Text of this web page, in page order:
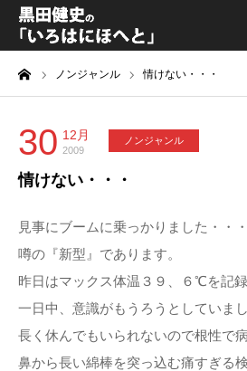
ノンジャンル 情けない・・・
30 12月
2009
ノンジャンル
情けない・・・
見事にブームに乗っかりました・・・
噂の『新型』であります。
昨日はマックス体温３９、６℃を記録
一日中、意識がもうろうとしていまし
長く休んでもいられないので根性で病
鼻から長い綿棒を突っ込む痛すぎる検
黒田健史プロフィール
カテゴリ一覧
喫茶KURODA
YouTube｜Kuro channel
メディア出演
プライバシーポリシー